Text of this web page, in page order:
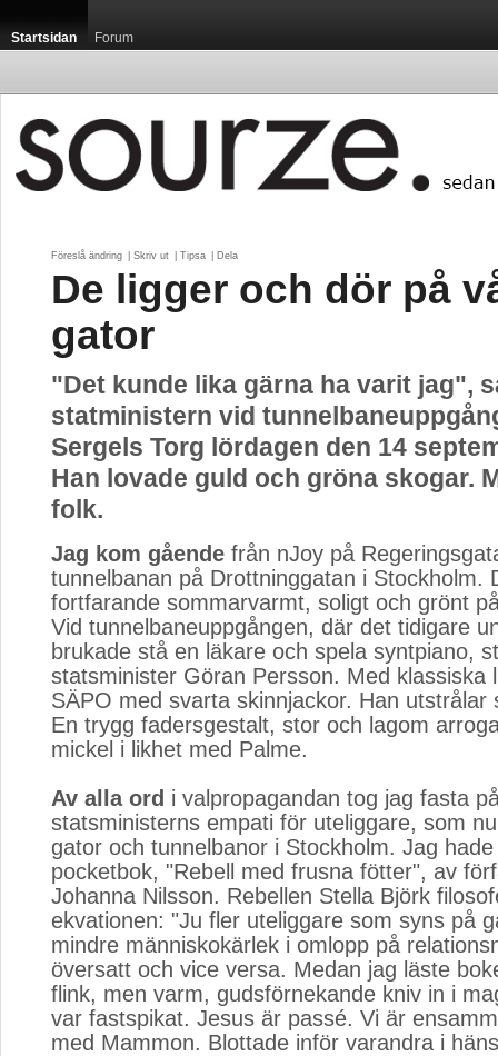
Startsidan Forum
Föreslå ändring Skriv ut Tipsa Dela
De ligger och dör på
gator
"Det kunde lika gärna ha varit jag",
statministern vid
Sergels Torg lördagen den 14
Han lovade guld och gröna skogar.
folk.
Jag kom gående från nJoy på
tunnelbanan på Drottninggatan i Stockholm.
fortfarande sommarvarmt, soligt och grönt
Vid tunnelbaneuppgången, där det tidigare
brukade stå en läkare och spela syntpiano,
statsminister Göran Persson. Med klassiska
SÄPO med svarta skinnjackor. Han utstrålar
En trygg fadersgestalt, stor och lagom
mickel i likhet med Palme.
Av alla ord i valpropagandan tog jag fasta
statsministerns empati för uteliggare, som
gator och tunnelbanor i Stockholm. Jag
pocketbok, "Rebell med frusna fötter", av
Johanna Nilsson. Rebellen Stella Björk
ekvationen: "Ju fler uteliggare som syns på
mindre människokärlek i omlopp på
översatt och vice versa. Medan jag läste
flink, men varm, gudsförnekande kniv in i
var fastspikat. Jesus är passé. Vi är
med Mammon. Blottade inför varandra i